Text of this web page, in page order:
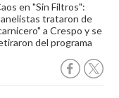
en "Sin Filtros":
trataron de
a Crespo y se
del programa